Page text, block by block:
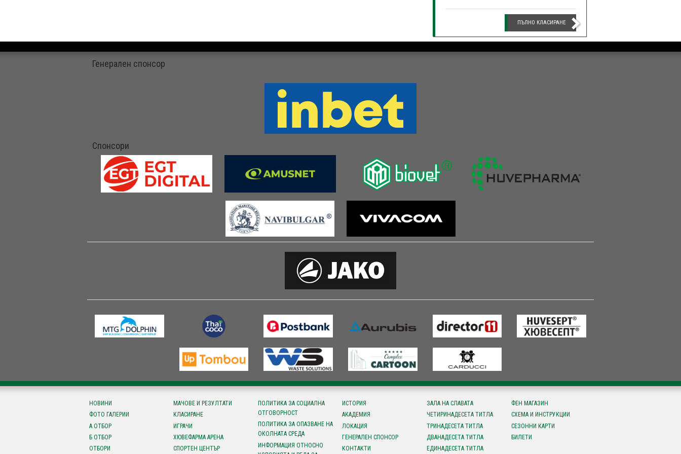
ПЪЛНО КЛАСИРАНЕ
Генерален спонсор
Спонсори
НОВИНИ
ФОТО ГАЛЕРИИ
А ОТБОР
Б ОТБОР
ОТБОРИ
МАЧОВЕ И РЕЗУЛТАТИ
КЛАСИРАНЕ
ИГРАЧИ
ХЮВЕФАРМА АРЕНА
СПОРТЕН ЦЕНТЪР
ПОЛИТИКА ЗА СОЦИАЛНА
ОТГОВОРНОСТ
ПОЛИТИКА ЗА ОПАЗВАНЕ НА
ОКОЛНАТА СРЕДА
ИНФОРМАЦИЯ ОТНОСНО
ИСТОРИЯ
АКАДЕМИЯ
ЛОКАЦИЯ
ГЕНЕРАЛЕН СПОНСОР
КОНТАКТИ
ЗАЛА НА СЛАВАТА
ЧЕТИРИНАДЕСЕТА ТИТЛА
ТРИНАДЕСЕТА ТИТЛА
ДВАНАДЕСЕТА ТИТЛА
ЕДИНАДЕСЕТА ТИТЛА
ФЕН МАГАЗИН
СХЕМА И ИНСТРУКЦИИ
СЕЗОННИ КАРТИ
БИЛЕТИ